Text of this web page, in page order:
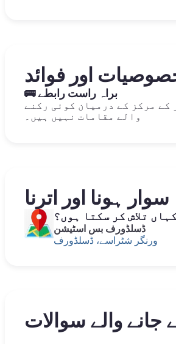
اور فوائد
🚌 براہ راست رابطے
کے مرکز کے درمیان کوئی رکنے
والے مقامات نہیں ہیں۔
سوار ہونا اور اترنا
تلاش کر سکتا ہوں؟
ڈسلڈورف بس اسٹیشن
ورنگر شٹراسے، ڈسلڈورف
جانے والے سوالات